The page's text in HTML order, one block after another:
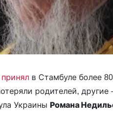
принял в Стамбуле более
родителей,
Украины Романа